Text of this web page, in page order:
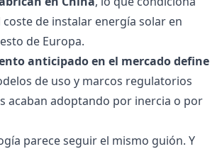
de instalar energía solar en
de Europa.
anticipado en el mercado define
de uso y marcos regulatorios
acaban adoptando por inercia o por
parece seguir el mismo guión. Y